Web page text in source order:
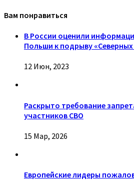
Вам понравиться
В России оценили
Польши к подрыву
12 Июн, 2023
Раскрыто требование
участников СВО
15 Мар, 2026
Европейские лидеры